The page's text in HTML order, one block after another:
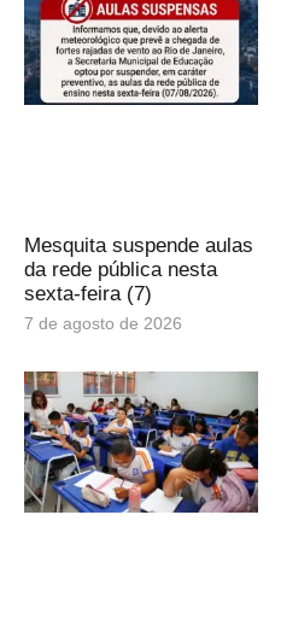
Mesquita suspende aulas
da rede pública nesta
sexta-feira (7)
7 de agosto de 2026